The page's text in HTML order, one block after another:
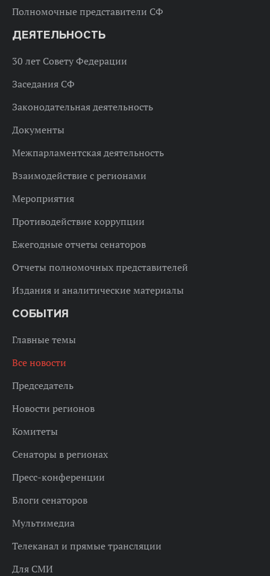
Полномочные представители СФ
ДЕЯТЕЛЬНОСТЬ
30 лет Совету Федерации
Заседания СФ
Законодательная деятельность
Документы
Межпарламентская деятельность
Взаимодействие с регионами
Мероприятия
Противодействие коррупции
Ежегодные отчеты сенаторов
Отчеты полномочных представителей
Издания и аналитические материалы
СОБЫТИЯ
Главные темы
Все новости
Председатель
Новости регионов
Комитеты
Сенаторы в регионах
Пресс-конференции
Блоги сенаторов
Мультимедиа
Телеканал и прямые трансляции
Для СМИ